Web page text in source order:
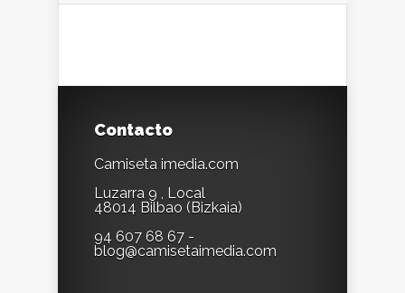
Contacto
Camiseta imedia.com
Luzarra 9 , Local
48014 Bilbao (Bizkaia)
94 607 68 67 -
blog@camisetaimedia.com